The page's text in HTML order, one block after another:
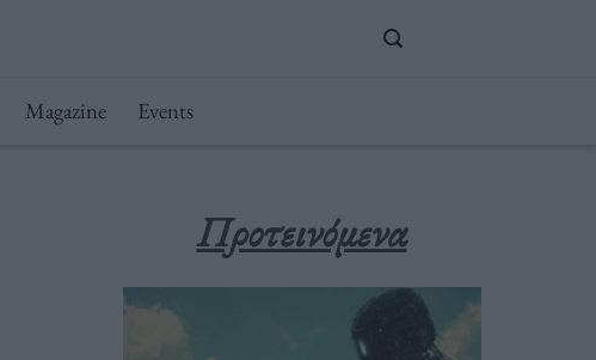
Magazine Events
Προτεινόμενα